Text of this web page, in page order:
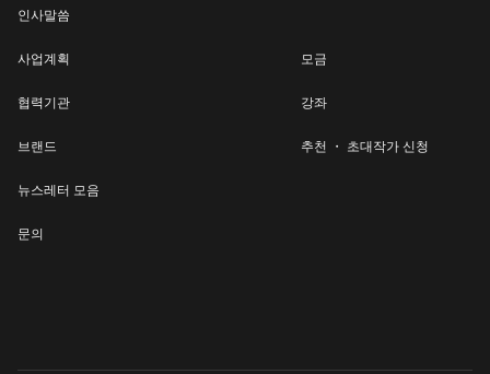
인사말씀
사업계획
협력기관
브랜드
뉴스레터 모음
문의
모금
강좌
추천 ・ 초대작가 신청